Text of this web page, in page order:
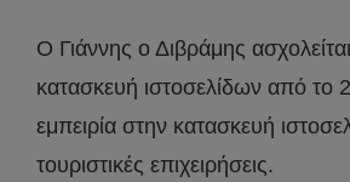
Ο Γιάννης ο Διβράμης
κατασκευή ιστοσελίδων από το
εμπειρία στην κατασκευή
τουριστικές επιχειρήσεις.